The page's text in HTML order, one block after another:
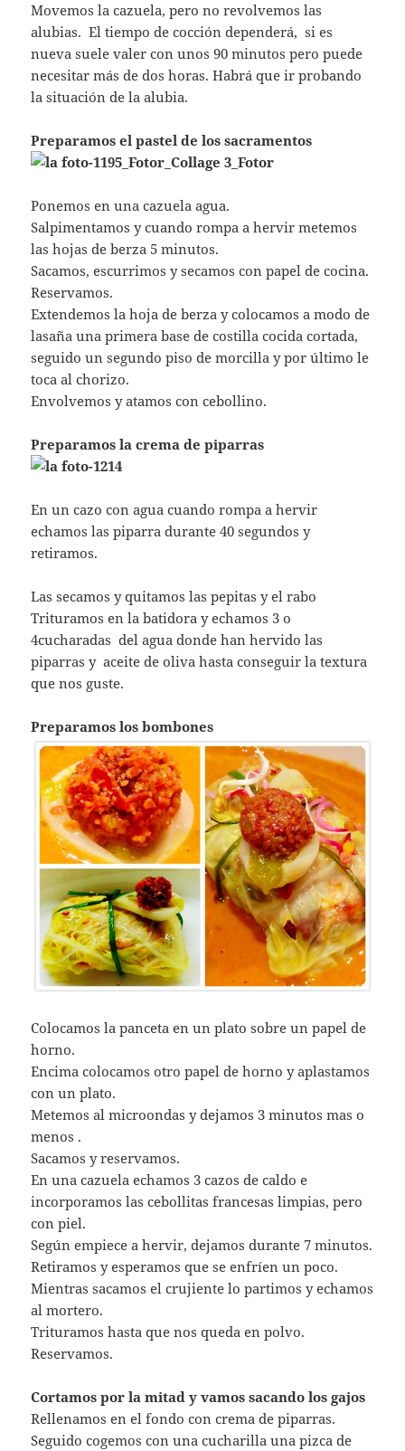
Movemos la cazuela, pero no revolvemos las
alubias. El tiempo de cocción dependerá, si es
nueva suele valer con unos 90 minutos pero puede
necesitar más de dos horas. Habrá que ir probando
la situación de la alubia.
Preparamos el pastel de los sacramentos
Ponemos en una cazuela agua.
Salpimentamos y cuando rompa a hervir metemos
las hojas de berza 5 minutos.
Sacamos, escurrimos y secamos con papel de cocina.
Reservamos.
Extendemos la hoja de berza y colocamos a modo de
lasaña una primera base de costilla cocida cortada,
seguido un segundo piso de morcilla y por último le
toca al chorizo.
Envolvemos y atamos con cebollino.
Preparamos la crema de piparras
En un cazo con agua cuando rompa a hervir
echamos las piparra durante 40 segundos y
retiramos.
Las secamos y quitamos las pepitas y el rabo
Trituramos en la batidora y echamos 3 o
4cucharadas del agua donde han hervido las
piparras y aceite de oliva hasta conseguir la textura
que nos guste.
Preparamos los bombones
Colocamos la panceta en un plato sobre un papel de
horno.
Encima colocamos otro papel de horno y aplastamos
con un plato.
Metemos al microondas y dejamos 3 minutos mas o
menos .
Sacamos y reservamos.
En una cazuela echamos 3 cazos de caldo e
incorporamos las cebollitas francesas limpias, pero
con piel.
Según empiece a hervir, dejamos durante 7 minutos.
Retiramos y esperamos que se enfríen un poco.
Mientras sacamos el crujiente lo partimos y echamos
al mortero.
Trituramos hasta que nos queda en polvo.
Reservamos.
Cortamos por la mitad y vamos sacando los gajos
Rellenamos en el fondo con crema de piparras.
Seguido cogemos con una cucharilla una pizca de